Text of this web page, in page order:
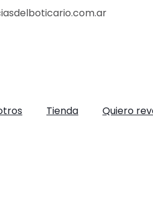
Tienda Quiero